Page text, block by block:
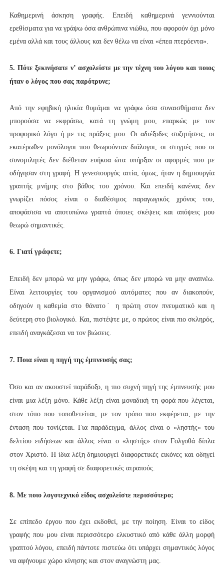
Καθημερινή άσκηση γραφής. Επειδή καθημερινά γεννιούνται
ερεθίσματα για να γράψω όσα ανθρώπινα νιώθω, που αφορούν όχι μόνο
εμένα αλλά και τους άλλους και δεν θέλω να είναι «έπεα πτερόεντα».
5. Πότε ξεκινήσατε ν’ ασχολείστε με την τέχνη του λόγου και ποιος
ήταν ο λόγος που σας παρότρυνε;
Από την εφηβική ηλικία θυμάμαι να γράφω όσα συναισθήματα δεν
μπορούσα να εκφράσω, κατά τη γνώμη μου, επαρκώς με τον
προφορικό λόγο ή με τις πράξεις μου. Οι αδιέξοδες συζητήσεις, οι
εκατέρωθεν μονόλογοι που θεωρούνταν διάλογοι, οι στιγμές που οι
συνομιλητές δεν διέθεταν ευήκοα ώτα υπήρξαν οι αφορμές που με
οδήγησαν στη γραφή. Η γενεσιουργός αιτία, όμως, ήταν η δημιουργία
γραπτής μνήμης στο βάθος του χρόνου. Και επειδή κανένας δεν
γνωρίζει πόσος είναι ο διαθέσιμος παραγωγικός χρόνος του,
αποφάσισα να αποτυπώνω γραπτά όποιες σκέψεις και απόψεις μου
θεωρώ σημαντικές.
6. Γιατί γράφετε;
Επειδή δεν μπορώ να μην γράφω, όπως δεν μπορώ να μην αναπνέω.
Είναι λειτουργίες του οργανισμού αυτόματες που αν διακοπούν,
οδηγούν η καθεμία στο θάνατο˙ η πρώτη στον πνευματικό και η
δεύτερη στο βιολογικό. Και, πιστέψτε με, ο πρώτος είναι πιο σκληρός,
επειδή αναγκάζεσαι να τον βιώσεις.
7. Ποια είναι η πηγή της έμπνευσής σας;
Όσο και αν ακουστεί παράδοξο, η πιο συχνή πηγή της έμπνευσής μου
είναι μια λέξη μόνο. Κάθε λέξη είναι μοναδική τη φορά που λέγεται,
στον τόπο που τοποθετείται, με τον τρόπο που εκφέρεται, με την
ένταση που τονίζεται. Για παράδειγμα, άλλος είναι ο «ληστής» του
δελτίου ειδήσεων και άλλος είναι ο «ληστής» στον Γολγοθά δίπλα
στον Χριστό. Η ίδια λέξη δημιουργεί διαφορετικές εικόνες και οδηγεί
τη σκέψη και τη γραφή σε διαφορετικές ατραπούς.
8. Με ποιο λογοτεχνικό είδος ασχολείστε περισσότερο;
Σε επίπεδο έργου που έχει εκδοθεί, με την ποίηση. Είναι το είδος
γραφής που μου είναι περισσότερο ελκυστικό από κάθε άλλη μορφή
γραπτού λόγου, επειδή πάντοτε πιστεύω ότι υπάρχει σημαντικός λόγος
να αφήνουμε χώρο κίνησης και στον αναγνώστη μας.